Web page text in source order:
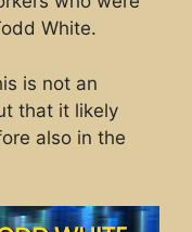
White.
is not an
that it likely
also in the